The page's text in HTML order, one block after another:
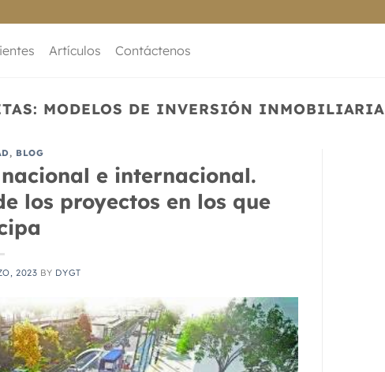
Artículos Contáctenos
MODELOS DE INVERSIÓN INMOBILIARIA
, BLOG
e internacional.
los proyectos en los que
2023 BY DYGT